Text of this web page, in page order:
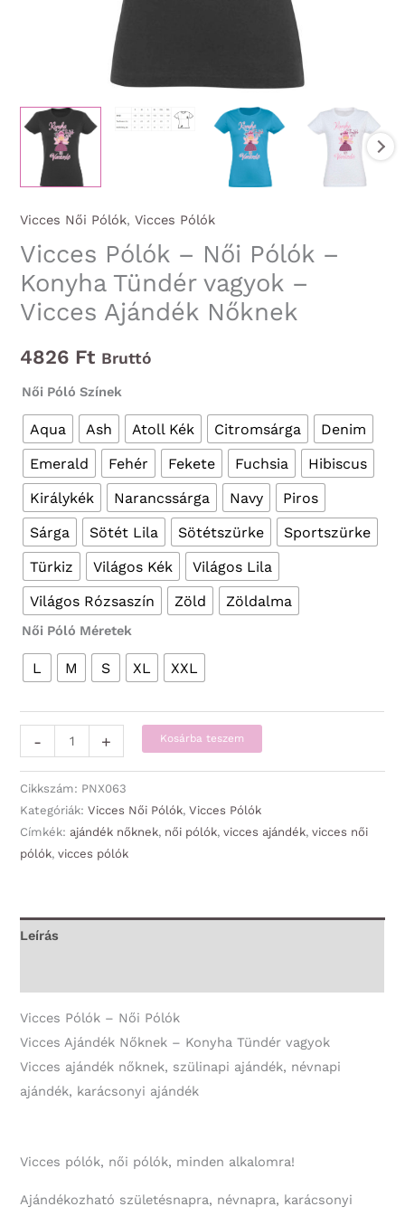
Vicces Női Pólók,Vicces Pólók
Vicces Pólók – Női Pólók –
Konyha Tündér vagyok –
Vicces Ajándék Nőknek
4826 Ft Bruttó
Női Póló Színek
Aqua Ash Atoll Kék Citromsárga
Denim
Emerald
Fehér Fekete Fuchsia
Hibiscus
Királykék
Narancssárga Navy
Piros
Sárga
Sötét Lila Sötétszürke
Sportszürke
Türkiz
Világos Kék
Világos Lila
Világos Rózsaszín
Zöld Zöldalma
Női Póló Méretek
L M S XL XXL
-
Pólók
-
Női
Pólók
-
vagyok
mennyiség
+ Kosárba teszem
Cikkszám: PNX063
Kategóriák:Vicces Női Pólók,Vicces Pólók
Címkék:ajándék nőknek, női pólók,vicces ajándék,vicces női
pólók,vicces pólók
Leírás
Vicces Pólók – Női Pólók
Vicces Ajándék Nőknek – Konyha Tündér vagyok
Vicces ajándék nőknek, szülinapi ajándék, névnapi
ajándék, karácsonyi ajándék
Vicces pólók, női pólók, minden alkalomra!
Ajándékozható születésnapra, névnapra, karácsonyi